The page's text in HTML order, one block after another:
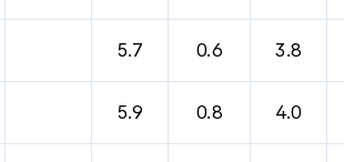
5.7 0.6 3.8
5.9 0.8 4.0